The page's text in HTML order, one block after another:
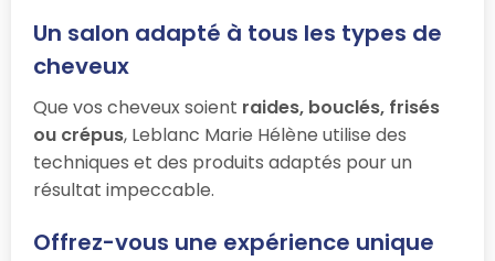
Un salon adapté à tous les types de
cheveux
Que vos cheveux soient raides, bouclés, frisés
ou crépus, Leblanc Marie Hélène utilise des
techniques et des produits adaptés pour un
résultat impeccable.
Offrez-vous une expérience unique